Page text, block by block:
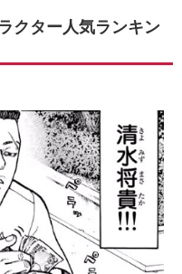
クター人気ランキン